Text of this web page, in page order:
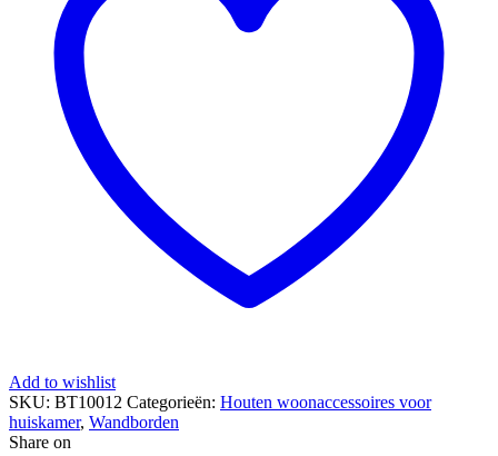
Add to wishlist
SKU: BT10012 Categorieën: Houten woonaccessoires voor
huiskamer, Wandborden
Share on